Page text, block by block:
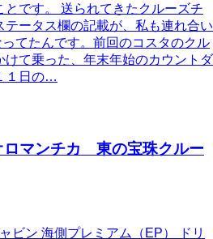
とです。 送られてきたクルーズチ
ータス欄の記載が、私も連れ合い
てたんです。前回のコスタのクル
けて乗った、年末年始のカウントダ
１日の…
マンチカ 東の宝珠クルー
ビン 海側プレミアム（EP） ドリ